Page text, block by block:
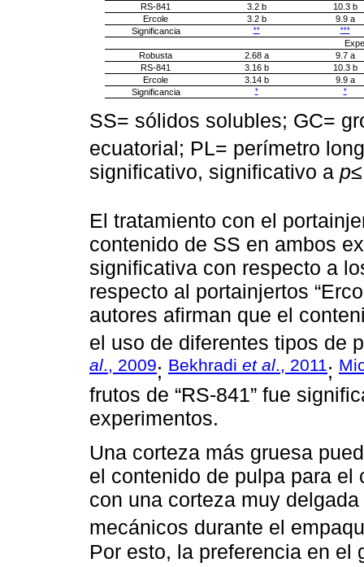
RS-841
3.2 b
10.3 b
Ercole
3.2 b
9.9 a
Significancia
** ***
Robusta
2.68 a
9.7 a
RS-841
3.16 b
10.3 b
Ercole
3.14 b
9.9 a
Significancia
* *
SS= sólidos solubles; GC=
ecuatorial; PL= perímetro
significativo, significativo a p
El tratamiento con el
contenido de SS en ambos
significativa con respecto a
respecto al portainjertos
autores afirman que el
el uso de diferentes tipos de
al., 2009; Bekhradi et al., 2011;
frutos de “RS-841” fue
experimentos.
Una corteza más gruesa
el contenido de pulpa para
con una corteza muy
mecánicos durante el
Por esto, la preferencia en el